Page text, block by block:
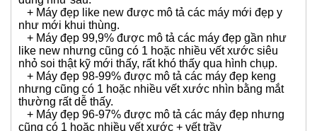
+ Máy đẹp like new được mô tả các máy mới đẹp y
như mới khui thùng.
+ Máy đẹp 99,9% được mô tả các máy đẹp gần như
like new nhưng cũng có 1 hoặc nhiều vết xước siêu
nhỏ soi thật kỹ mới thấy, rất khó thấy qua hình chụp.
+ Máy đẹp 98-99% được mô tả các máy đẹp keng
nhưng cũng có 1 hoặc nhiều vết xước nhìn bằng mắt
thường rất dễ thấy.
+ Máy đẹp 96-97% được mô tả các máy đẹp nhưng
cũng có 1 hoặc nhiều vết xước + vết trầy